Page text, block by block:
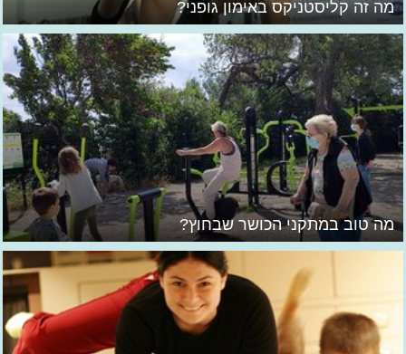
מה זה קליסטניקס באימון גופני?
מה טוב במתקני הכושר שבחוץ?